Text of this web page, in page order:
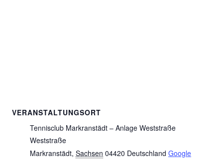
VERANSTALTUNGSORT
Tennisclub Markranstädt – Anlage Weststraße
Weststraße
Markranstädt, Sachsen 04420 Deutschland Google